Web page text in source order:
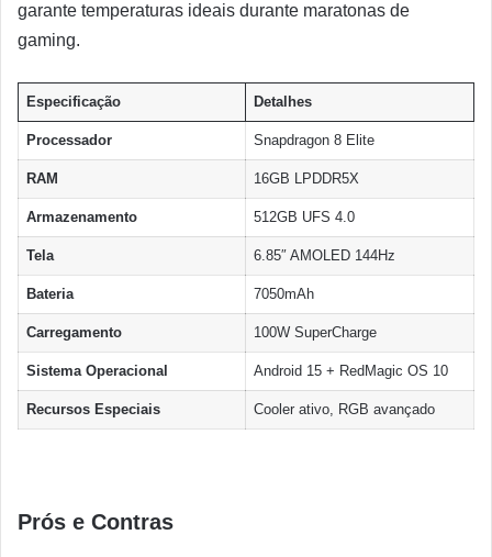
garante temperaturas ideais durante maratonas de
gaming.
Especificação Detalhes
Processador Snapdragon 8 Elite
RAM 16GB LPDDR5X
Armazenamento 512GB UFS 4.0
Tela 6.85″ AMOLED 144Hz
Bateria 7050mAh
Carregamento 100W SuperCharge
Sistema Operacional Android 15 + RedMagic OS 10
Recursos Especiais Cooler ativo, RGB avançado
Prós e Contras